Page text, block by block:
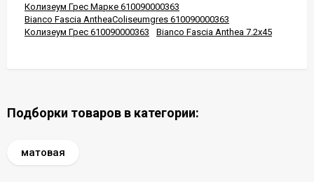
Колизеум Грес Марке 610090000363
Bianco Fascia AntheaColiseumgres 610090000363
Колизеум Грес 610090000363
Bianco Fascia Anthea 7.2x45
Подборки товаров в категории:
матовая